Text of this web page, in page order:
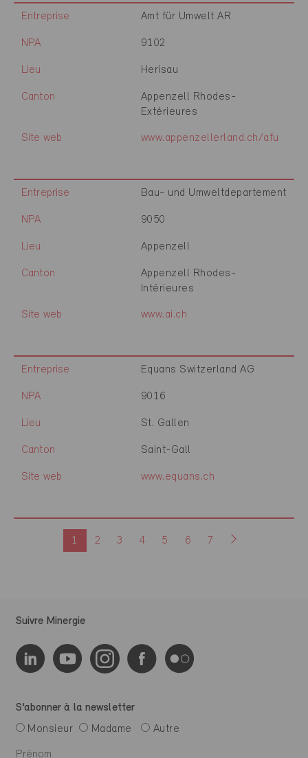
Entreprise Amt für Umwelt AR
NPA 9102
Lieu Herisau
Canton
Appenzell Rhodes-
Extérieures
Site web www.appenzellerland.ch/afu
Entreprise Bau- und Umweltdepartement
NPA 9050
Lieu Appenzell
Canton
Appenzell Rhodes-
Intérieures
Site web www.ai.ch
Entreprise Equans Switzerland AG
NPA 9016
Lieu St. Gallen
Canton Saint-Gall
Site web www.equans.ch
1 2 3 4 5 6 7
Suivre Minergie
S’abonner à la newsletter
Monsieur
Madame Autre